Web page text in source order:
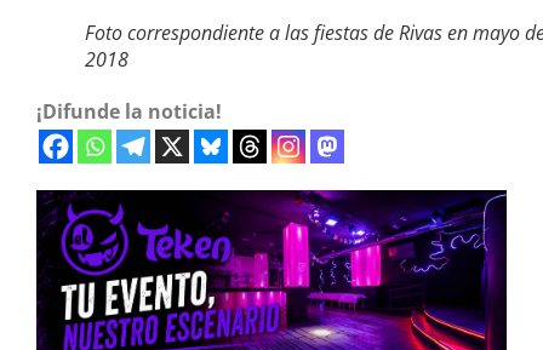
Foto correspondiente a las fiestas de Rivas en mayo
2018
¡Difunde la noticia!